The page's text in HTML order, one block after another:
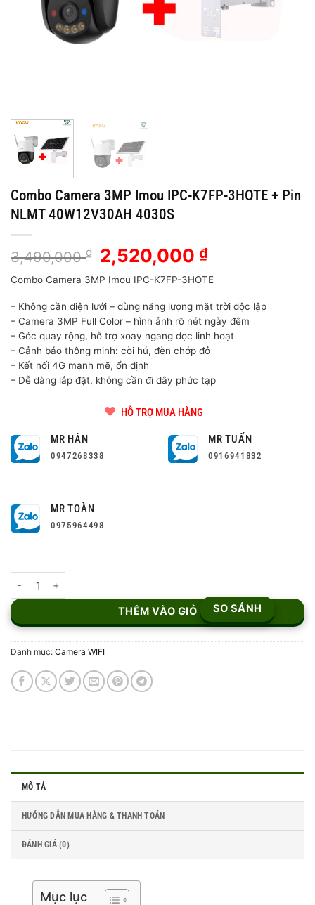
Combo Camera 3MP Imou IPC-K7FP-3HOTE + Pin
NLMT 40W12V30AH 4030S
3,490,000₫
Giá
gốc
là:
3,490,000 ₫.
2,520,000₫Giá
tại
là:
2,520,000 ₫.
Combo Camera 3MP Imou IPC-K7FP-3HOTE
– Không cần điện lưới – dùng năng lượng mặt trời độc lập
– Camera 3MP Full Color – hình ảnh rõ nét ngày đêm
– Góc quay rộng, hỗ trợ xoay ngang dọc linh hoạt
– Cảnh báo thông minh: còi hú, đèn chớp đỏ
– Kết nối 4G mạnh mẽ, ổn định
– Dễ dàng lắp đặt, không cần đi dây phức tạp
HỖ TRỢ MUA HÀNG
MR HÂN
0947268338
MR TUẤN
0916941832
MR TOÀN
0975964498
THÊM VÀO GIỎ SO SÁNH
Danh mục: Camera WIFI
MÔ TẢ
HƯỚNG DẪN MUA HÀNG & THANH TOÁN
ĐÁNH GIÁ (0)
Mục lục